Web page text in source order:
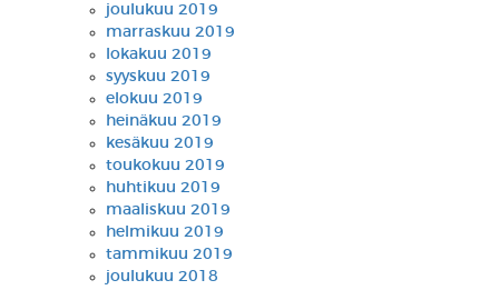
joulukuu 2019
marraskuu 2019
lokakuu 2019
syyskuu 2019
elokuu 2019
heinäkuu 2019
kesäkuu 2019
toukokuu 2019
huhtikuu 2019
maaliskuu 2019
helmikuu 2019
tammikuu 2019
joulukuu 2018